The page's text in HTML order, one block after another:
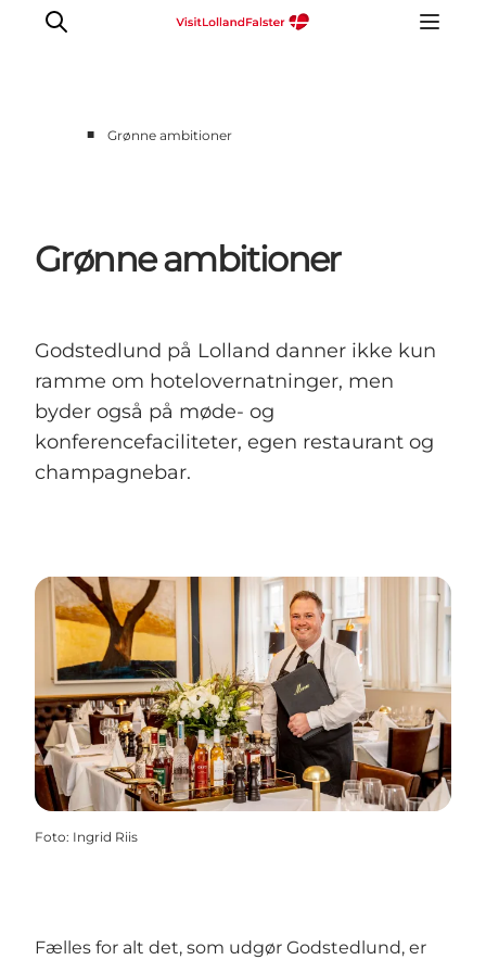
■ Grønne ambitioner
Grønne ambitioner
Godstedlund på Lolland danner ikke kun
ramme om hotelovernatninger, men
byder også på møde- og
konferencefaciliteter, egen restaurant og
champagnebar.
Foto: Ingrid Riis
Fælles for alt det, som udgør Godstedlund, er